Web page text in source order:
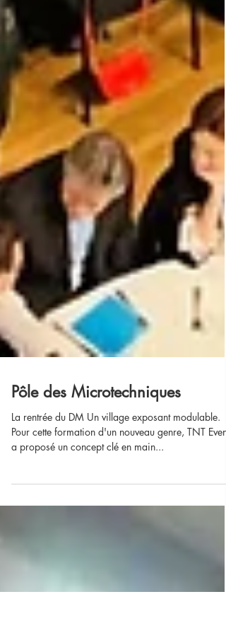
Pôle des Microtechniques
Pour cette formation d'un nouveau genre, TNT
a proposé un concept clé en main...